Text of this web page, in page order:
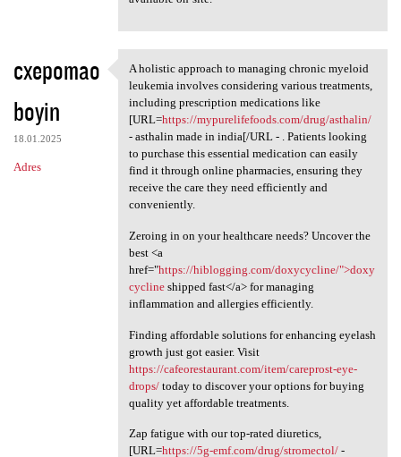
cxepomao
boyin
18.01.2025
Adres
A holistic approach to
A holistic approach to managing chronic myeloid
leukemia involves considering various treatments,
including prescription medications like
[URL=https://mypurelifefoods.com/drug/asthalin/
- asthalin made in india[/URL - . Patients looking
to purchase this essential medication can easily
find it through online pharmacies, ensuring they
receive the care they need efficiently and
conveniently.
Zeroing in on your healthcare needs? Uncover the
best <a
href="https://hiblogging.com/doxycycline/">doxy
cyclineshipped fast</a> for managing
inflammation and allergies efficiently.
Finding affordable solutions for enhancing eyelash
growth just got easier. Visit
https://cafeorestaurant.com/item/careprost-eye-
drops/today to discover your options for buying
quality yet affordable treatments.
Zap fatigue with our top-rated diuretics,
[URL=https://5g-emf.com/drug/stromectol/-